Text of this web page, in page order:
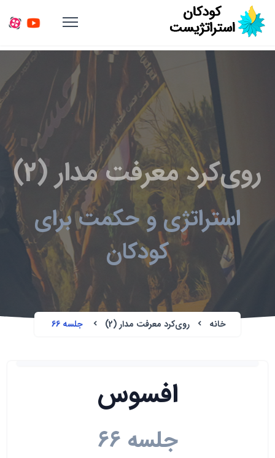
روی‌کرد معرفت مدار (2)
استراتژی و حکمت برای
کودکان
خانه روی‌کرد معرفت مدار (2) جلسه 66
افسوس
جلسه 66